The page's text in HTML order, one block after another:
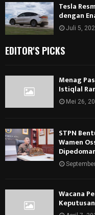
Tesla
dengan
Juli 5,
EDITOR'S PICKS
Menag
Istiqlal
Mei 26,
STPN
Wamen
Wacana